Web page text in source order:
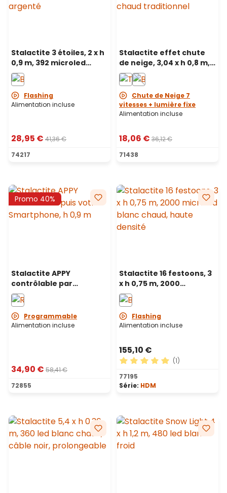
Stalactite 3 étoiles, 2 x h
0,9 m, 392 microled
blanc chaud, câble
métal argenté
Flashing
Alimentation incluse
28,95 € 41,36 €
74217
Stalactite effet chute
de neige, 3,04 x h 0,8 m,
220 gouttes de lumière,
led blanc chaud
traditionnel
Chute de Neige 7
vitesses + lumière fixe
Alimentation incluse
18,06 € 36,12 €
71438
Promo 40%
Stalactite APPY
contrôlable par
Smartphone, 4 x h 0,9 m,
125 Pixel led RGB
Programmable
Alimentation incluse
34,90 € 58,41 €
72855
Stalactite 16 festoons, 3
x h 0,75 m, 2000
microled haute densité
blanc chaud, câble
métallique argenté
Flashing
Alimentation incluse
155,10 €
Note moyenne de 5 sur 5
(1)
77195
Série: HDM